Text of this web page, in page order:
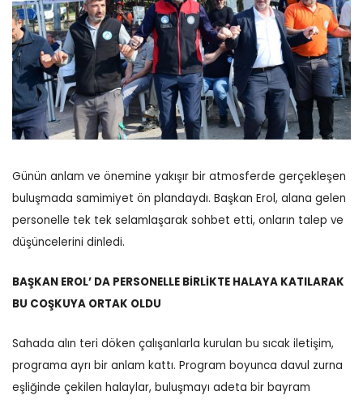
Günün anlam ve önemine yakışır bir atmosferde gerçekleşen
buluşmada samimiyet ön plandaydı. Başkan Erol, alana gelen
personelle tek tek selamlaşarak sohbet etti, onların talep ve
düşüncelerini dinledi.
BAŞKAN EROL’ DA PERSONELLE BİRLİKTE HALAYA KATILARAK
BU COŞKUYA ORTAK OLDU
Sahada alın teri döken çalışanlarla kurulan bu sıcak iletişim,
programa ayrı bir anlam kattı. Program boyunca davul zurna
eşliğinde çekilen halaylar, buluşmayı adeta bir bayram